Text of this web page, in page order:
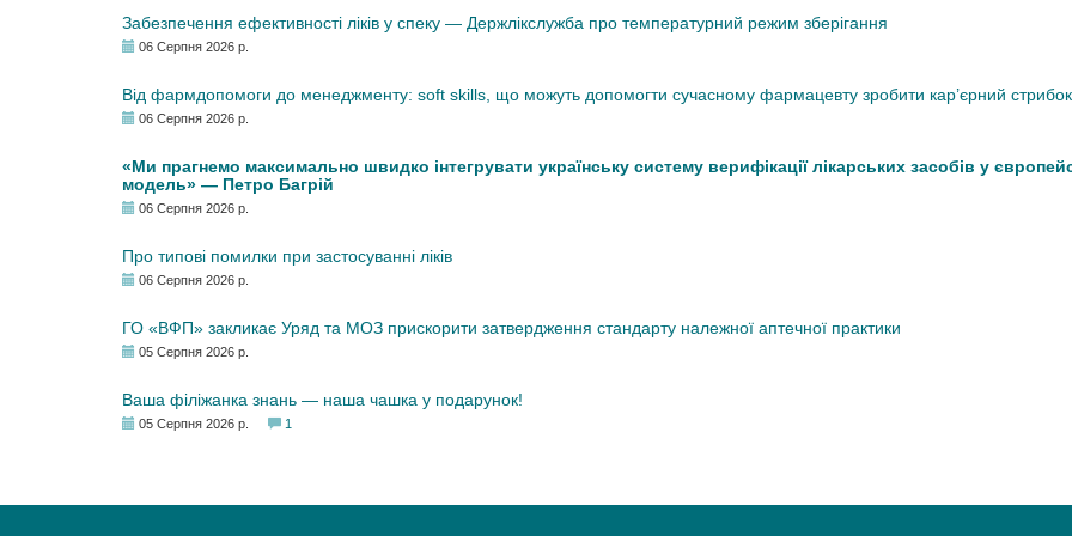
Забезпечення ефективності ліків у спеку — Держлікслужба про температурний режим зберігання
06 Серпня 2026 р.
Від фармдопомоги до менеджменту: soft skills, що можуть допомогти сучасному фармацевту зробити кар’єрний стрибок
06 Серпня 2026 р.
«Ми прагнемо максимально швидко інтегрувати українську систему верифікації лікарських засобів у
модель» — Петро Багрій
06 Серпня 2026 р.
Про типові помилки при застосуванні ліків
06 Серпня 2026 р.
ГО «ВФП» закликає Уряд та МОЗ прискорити затвердження стандарту належної аптечної практики
05 Серпня 2026 р.
Ваша філіжанка знань — наша чашка у подарунок!
05 Серпня 2026 р. 1